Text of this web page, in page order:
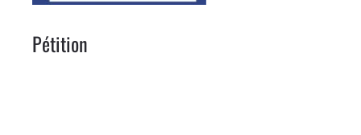
Pétition